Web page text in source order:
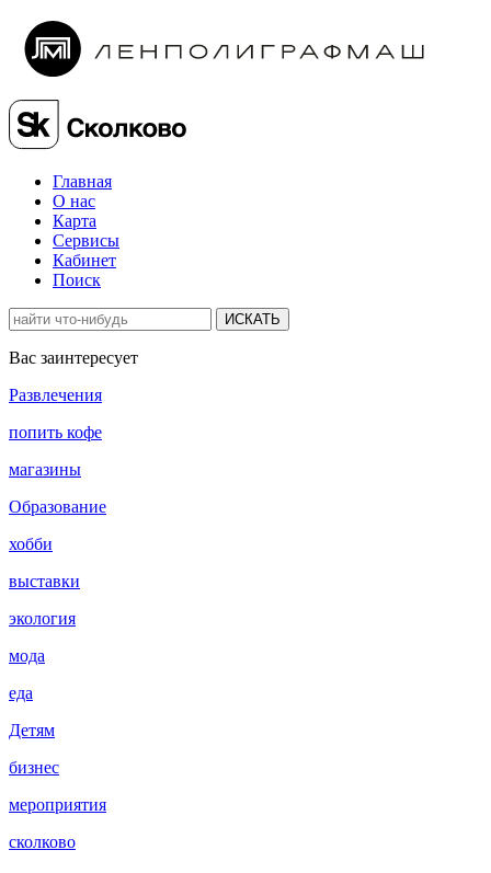
Главная
О нас
Карта
Сервисы
Кабинет
Поиск
ИСКАТЬ
Вас заинтересует
Развлечения
попить кофе
магазины
Образование
хобби
выставки
экология
мода
еда
Детям
бизнес
мероприятия
сколково